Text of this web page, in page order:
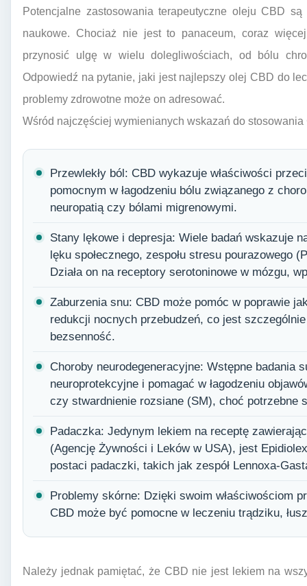
Potencjalne zastosowania terapeutyczne oleju CBD
naukowe. Chociaż nie jest to panaceum, coraz
przynosić ulgę w wielu dolegliwościach, od bólu
Odpowiedź na pytanie, jaki jest najlepszy olej CBD do
problemy zdrowotne może on adresować.
Wśród najczęściej wymienianych wskazań do
Przewlekły ból: CBD wykazuje właściwości
pomocnym w łagodzeniu bólu związanego z
neuropatią czy bólami migrenowymi.
Stany lękowe i depresja: Wiele badań wskazuje
lęku społecznego, zespołu stresu pourazowego
Działa on na receptory serotoninowe w mózgu,
Zaburzenia snu: CBD może pomóc w poprawie
redukcji nocnych przebudzeń, co jest
bezsenność.
Choroby neurodegeneracyjne: Wstępne badania
neuroprotekcyjne i pomagać w łagodzeniu
czy stwardnienie rozsiane (SM), choć potrzebne
Padaczka: Jedynym lekiem na receptę
(Agencję Żywności i Leków w USA), jest
postaci padaczki, takich jak zespół Lennoxa-
Problemy skórne: Dzięki swoim właściwościom
CBD może być pomocne w leczeniu trądziku,
Należy jednak pamiętać, że CBD nie jest lekiem na